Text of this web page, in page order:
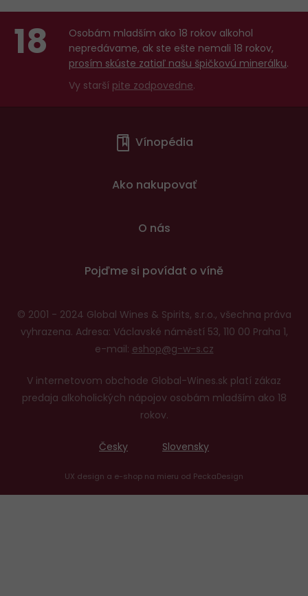
18
Osobám mladším ako 18 rokov alkohol
nepredávame, ak ste ešte nemali 18 rokov,
prosím skúste zatiaľ našu špičkovú minerálku.
Vy starší pite zodpovedne.
Vínopédia
Ako nakupovať
O nás
Pojďme si povídat o víně
© 2001 - 2024 Global Wines & Spirits, s.r.o., všechna práva
vyhrazena. Adresa: Václavské náměstí 53, 110 00 Praha 1,
e-mail: eshop@g-w-s.cz
V internetovom obchode Global-Wines.sk platí zákaz
predaja alkoholických nápojov osobám mladším ako 18
rokov.
Česky Slovensky
UX design a e-shop na mieru od PeckaDesign